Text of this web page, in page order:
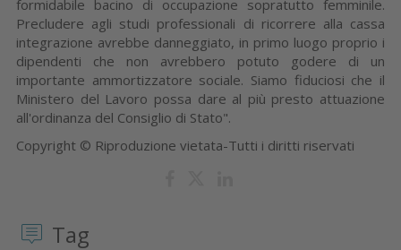
formidabile bacino di occupazione sopratutto femminile.
Precludere agli studi professionali di ricorrere alla cassa
integrazione avrebbe danneggiato, in primo luogo proprio i
dipendenti che non avrebbero potuto godere di un
importante ammortizzatore sociale. Siamo fiduciosi che il
Ministero del Lavoro possa dare al più presto attuazione
all'ordinanza del Consiglio di Stato".
Copyright © Riproduzione vietata-Tutti i diritti riservati
Tag